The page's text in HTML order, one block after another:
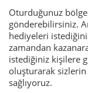
Oturduğunuz
gönderebilirsiniz.
hediyeleri
zamandan
istediğiniz kişilere
oluşturarak sizlerin
sağlıyoruz.